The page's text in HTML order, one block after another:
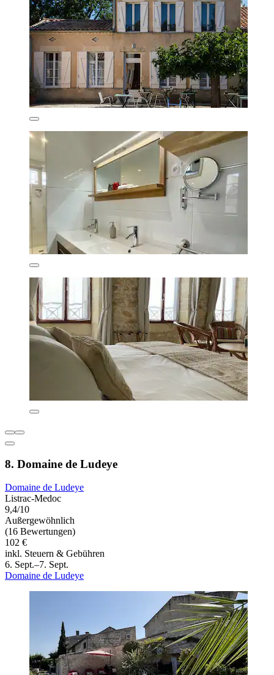
8. Domaine de Ludeye
Domaine de Ludeye
Listrac-Medoc
9,4/10
Außergewöhnlich
(16 Bewertungen)
102 €
inkl. Steuern & Gebühren
6. Sept.–7. Sept.
Domaine de Ludeye